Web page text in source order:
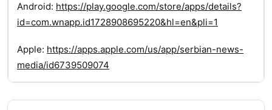
Android: https://play.google.com/store/apps/details?
id=com.wnapp.id1728908695220&hl=en&pli=1
Apple: https://apps.apple.com/us/app/serbian-news-
media/id6739509074